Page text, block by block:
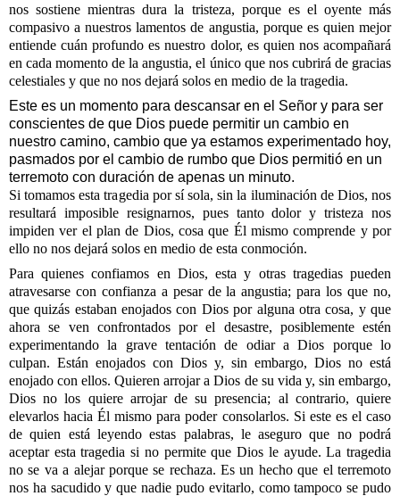
nos sostiene mientras dura la tristeza, porque es el oyente más
compasivo a nuestros lamentos de angustia, porque es quien mejor
entiende cuán profundo es nuestro dolor, es quien nos acompañará
en cada momento de la angustia, el único que nos cubrirá de gracias
celestiales y que no nos dejará solos en medio de la tragedia.
Este es un momento para descansar en el Señor y para ser
conscientes de que Dios puede permitir un cambio en
nuestro camino, cambio que ya estamos experimentado hoy,
pasmados por el cambio de rumbo que Dios permitió en un
terremoto con duración de apenas un minuto.
Si tomamos esta tragedia por sí sola, sin la iluminación de Dios, nos
resultará imposible resignarnos, pues tanto dolor y tristeza nos
impiden ver el plan de Dios, cosa que Él mismo comprende y por
ello no nos dejará solos en medio de esta conmoción.
Para quienes confiamos en Dios, esta y otras tragedias pueden
atravesarse con confianza a pesar de la angustia; para los que no,
que quizás estaban enojados con Dios por alguna otra cosa, y que
ahora se ven confrontados por el desastre, posiblemente estén
experimentando la grave tentación de odiar a Dios porque lo
culpan. Están enojados con Dios y, sin embargo, Dios no está
enojado con ellos. Quieren arrojar a Dios de su vida y, sin embargo,
Dios no los quiere arrojar de su presencia; al contrario, quiere
elevarlos hacia Él mismo para poder consolarlos. Si este es el caso
de quien está leyendo estas palabras, le aseguro que no podrá
aceptar esta tragedia si no permite que Dios le ayude. La tragedia
no se va a alejar porque se rechaza. Es un hecho que el terremoto
nos ha sacudido y que nadie pudo evitarlo, como tampoco se pudo